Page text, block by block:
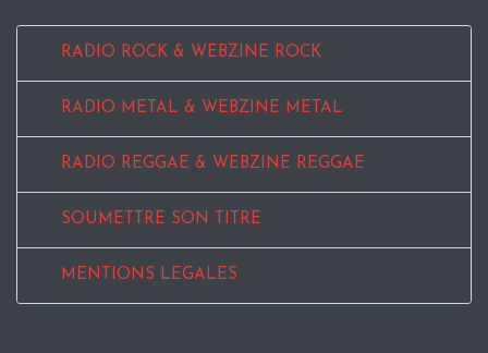
RADIO ROCK & WEBZINE ROCK
RADIO METAL & WEBZINE METAL
RADIO REGGAE & WEBZINE REGGAE
SOUMETTRE SON TITRE
MENTIONS LEGALES